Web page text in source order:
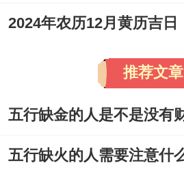
2024年农历12月黄历吉日
推荐文章